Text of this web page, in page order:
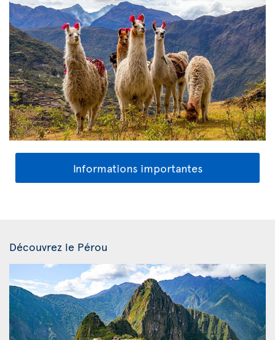
Informations importantes
Découvrez le Pérou